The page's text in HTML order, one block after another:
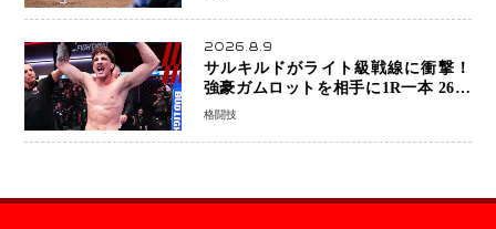
2026.8.9
サルキルドがライト級戦線に衝撃！
強豪ガムロットを相手に1R一本 26歳
の豪州の新星が「トップ戦線」へ名乗
格闘技